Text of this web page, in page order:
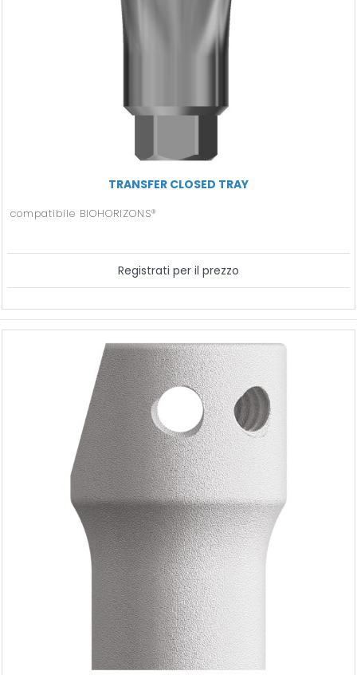
TRANSFER CLOSED TRAY
compatibile BIOHORIZONS®
Registrati per il prezzo